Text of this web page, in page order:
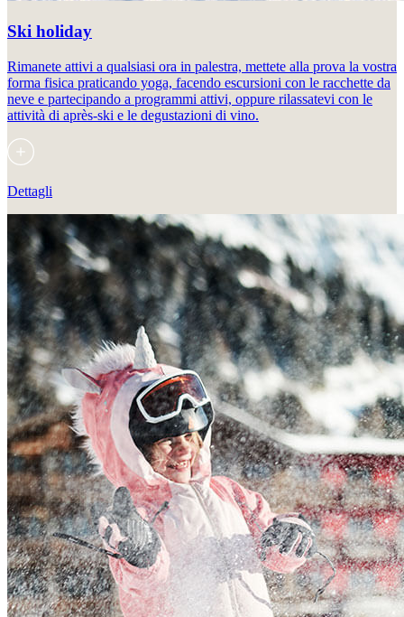
Ski holiday
Rimanete attivi a qualsiasi ora in palestra, mettete alla prova la vostra
forma fisica praticando yoga, facendo escursioni con le racchette da
neve e partecipando a programmi attivi, oppure rilassatevi con le
attività di après-ski e le degustazioni di vino.
Dettagli